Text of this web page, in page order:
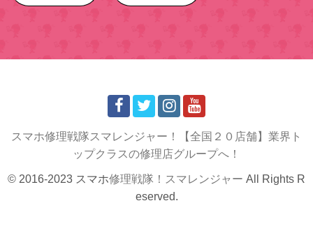
スマホ修理戦隊スマレンジャー！【全国２０店舗】業界ト
ップクラスの修理店グループへ！
© 2016-2023 スマホ修理戦隊！スマレンジャー All Rights R
eserved.